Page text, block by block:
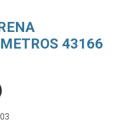
43166